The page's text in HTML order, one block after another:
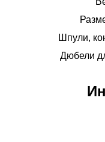
Шпули,
Дюбели